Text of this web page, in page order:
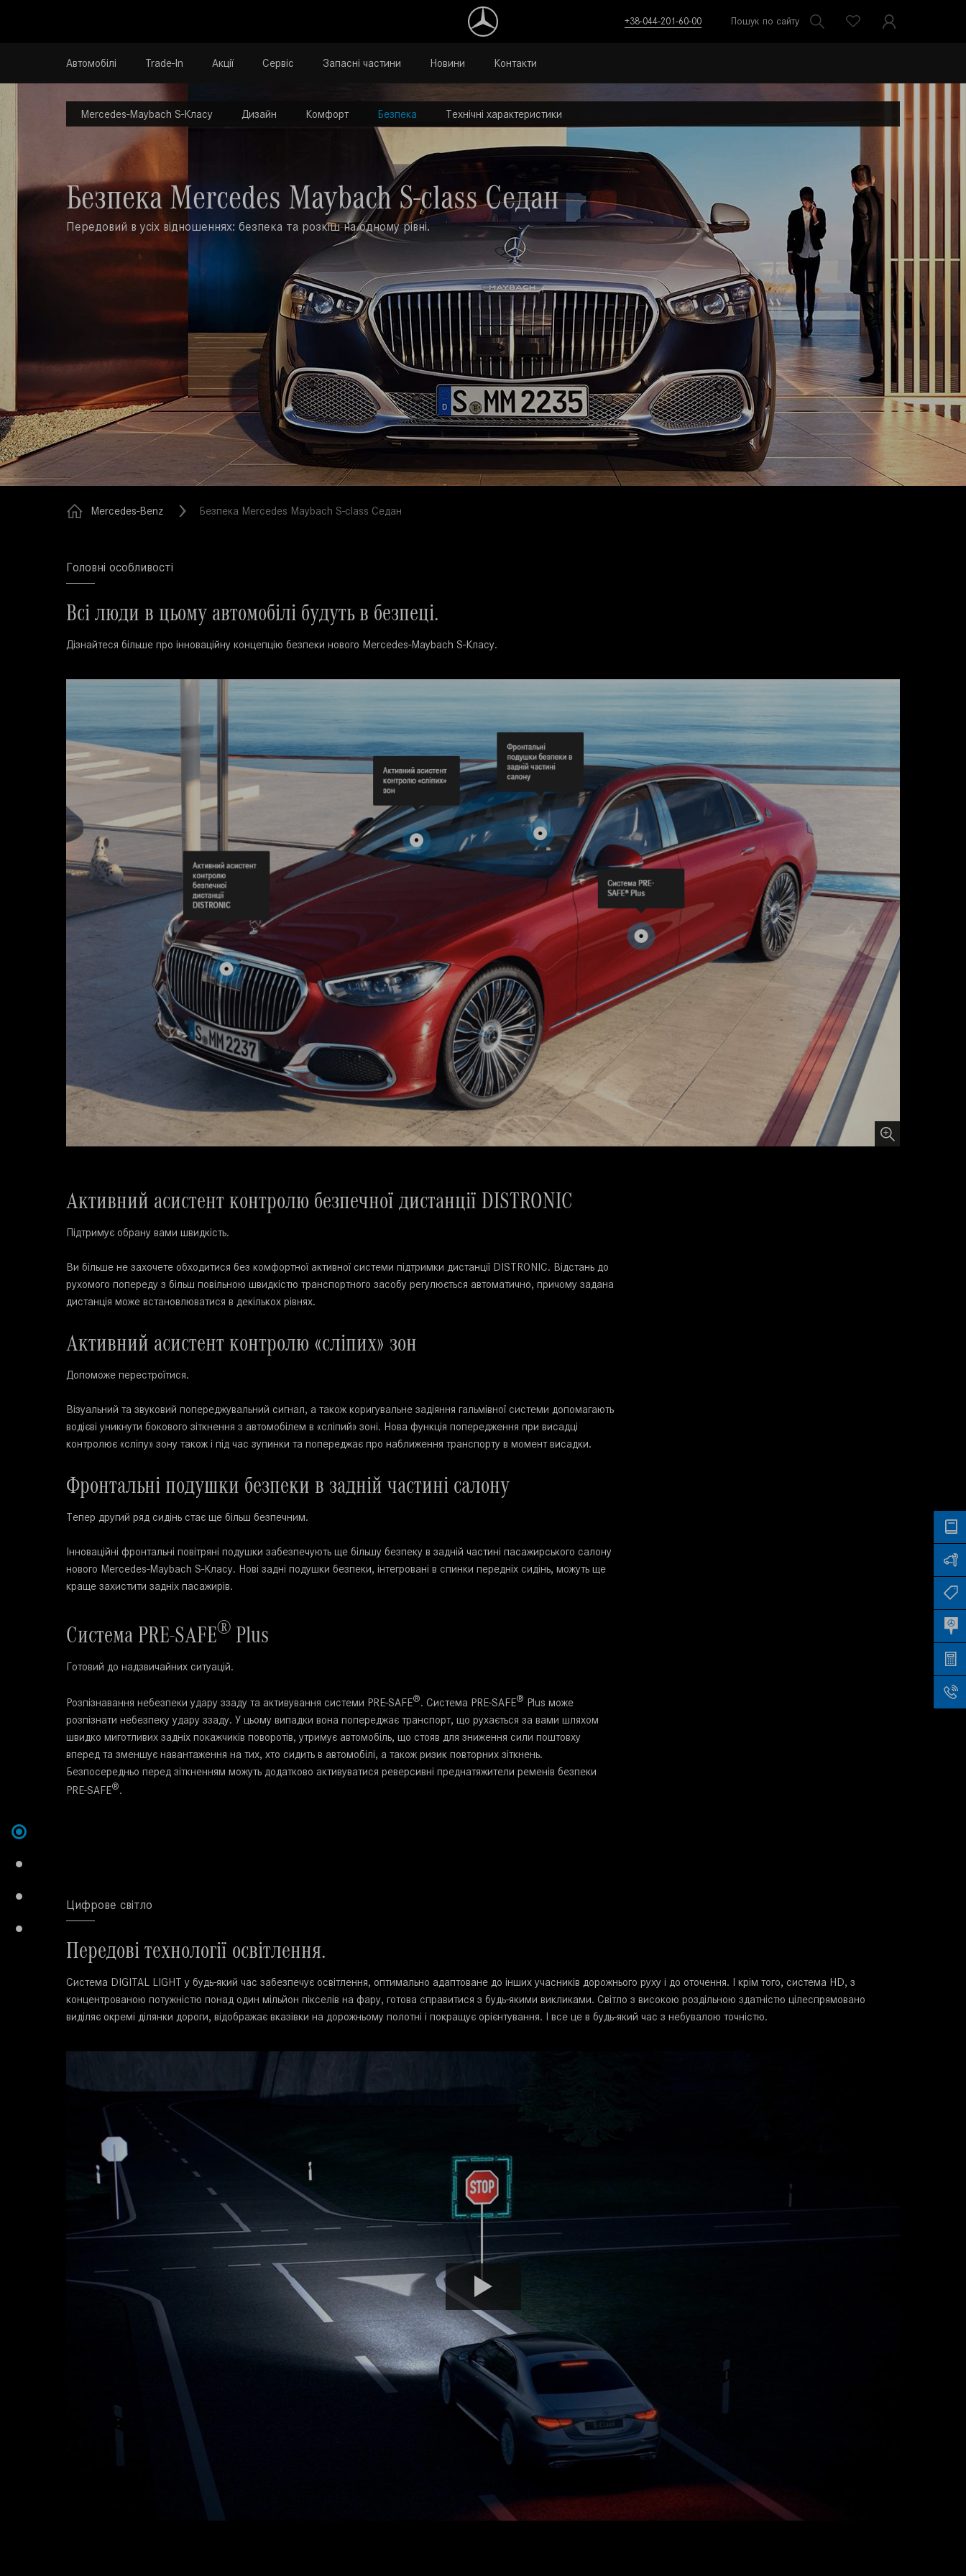
+38-044-201-60-00 Пошук по сайту
Автомобілі Trade-In Акції Сервіс Запасні частини Новини Контакти
Mercedes-Maybach S-Класу Дизайн Комфорт Безпека Технічні характеристики
Безпека Mercedes Maybach S-class Седан
Передовий в усіх відношеннях: безпека та розкіш на одному рівні.
Mercedes-Benz Безпека Mercedes Maybach S-class Седан
Головні особливості
Всі люди в цьому автомобілі будуть в безпеці.
Дізнайтеся більше про інноваційну концепцію безпеки нового Mercedes-Maybach S-Класу.
Активний асистент контролю безпечної дистанції DISTRONIC
Підтримує обрану вами швидкість.
Ви більше не захочете обходитися без комфортної активної системи підтримки дистанції DISTRONIC. Відстань до
рухомого попереду з більш повільною швидкістю транспортного засобу регулюється автоматично, причому задана
дистанція може встановлюватися в декількох рівнях.
Активний асистент контролю «сліпих» зон
Допоможе перестроїтися.
Візуальний та звуковий попереджувальний сигнал, а також коригувальне задіяння гальмівної системи допомагають
водієві уникнути бокового зіткнення з автомобілем в «сліпий» зоні. Нова функція попередження при висадці
контролює «сліпу» зону також і під час зупинки та попереджає про наближення транспорту в момент висадки.
Фронтальні подушки безпеки в задній частині салону
Тепер другий ряд сидінь стає ще більш безпечним.
Інноваційні фронтальні повітряні подушки забезпечують ще більшу безпеку в задній частині пасажирського салону
нового Mercedes-Maybach S-Класу. Нові задні подушки безпеки, інтегровані в спинки передніх сидінь, можуть ще
краще захистити задніх пасажирів.
Система PRE-SAFE® Plus
Готовий до надзвичайних ситуацій.
Розпізнавання небезпеки удару ззаду та активування системи PRE-SAFE®. Система PRE-SAFE® Plus може
розпізнати небезпеку удару ззаду. У цьому випадки вона попереджає транспорт, що рухається за вами шляхом
швидко миготливих задніх покажчиків поворотів, утримує автомобіль, що стояв для зниження сили поштовху
вперед та зменшує навантаження на тих, хто сидить в автомобілі, а також ризик повторних зіткнень.
Безпосередньо перед зіткненням можуть додатково активуватися реверсивні преднатяжители ременів безпеки
PRE-SAFE®.
Цифрове світло
Передові технології освітлення.
Система DIGITAL LIGHT у будь-який час забезпечує освітлення, оптимально адаптоване до інших учасників дорожнього руху і до оточення. І крім того, система HD, з
концентрованою потужністю понад один мільйон пікселів на фару, готова справитися з будь-якими викликами. Світло з високою роздільною здатністю цілеспрямовано
виділяє окремі ділянки дороги, відображає вказівки на дорожньому полотні і покращує орієнтування. І все це в будь-який час з небувалою точністю.